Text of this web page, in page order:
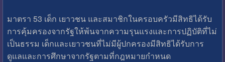
มาตรา 53 เด็ก เยาวชน และสมาชิกในครอบครัวมีสิทธิได้รับ
การคุ้มครองจากรัฐให้พ้นจากความรุนแรงและการปฏิบัติที่ไม่
เป็นธรรม เด็กและเยาวชนที่ไม่มีผู้ปกครองมีสิทธิได้รับการ
ดูแลและการศึกษาจากรัฐตามที่กฎหมายกำหนด